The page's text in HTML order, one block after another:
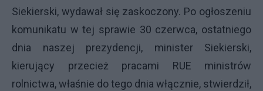
Siekierski, wydawał się zaskoczony. Po ogłoszeniu
komunikatu w tej sprawie 30 czerwca, ostatniego
dnia naszej prezydencji, minister Siekierski,
kierujący przecież pracami RUE ministrów
rolnictwa, właśnie do tego dnia włącznie, stwierdził,